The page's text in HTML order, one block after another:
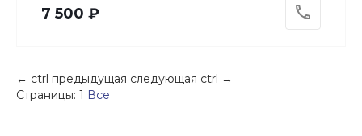
7 500 ₽
← ctrl предыдущая следующая ctrl →
Страницы: 1 Все